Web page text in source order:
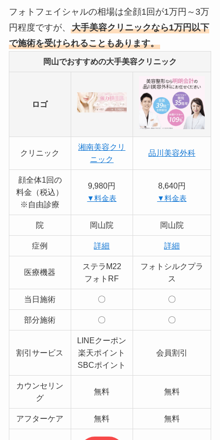
フォトフェイシャルの相場は全顔1回が1万円～3万
円程度ですが、 大手美容クリニックなら1万円以下
で施術を受けられることもあります。
岡山でおすすめの大手美容クリニック
ロゴ
クリニック
湘南美容クリ
ニック
品川美容外科
顔全体1回の
料金（税込）
※自由診療
9,980円
▼料金表
8,640円
▼料金表
院 岡山院 岡山院
症例 詳細 詳細
医療機器
ステラM22
フォトRF
フォトシルクプラ
ス
当日施術 〇 〇
部分施術 〇 〇
割引サービス
LINEクーポン
楽天ポイント
SBCポイント
会員割引
カウンセリン
グ
無料 無料
アフターケア 無料 無料